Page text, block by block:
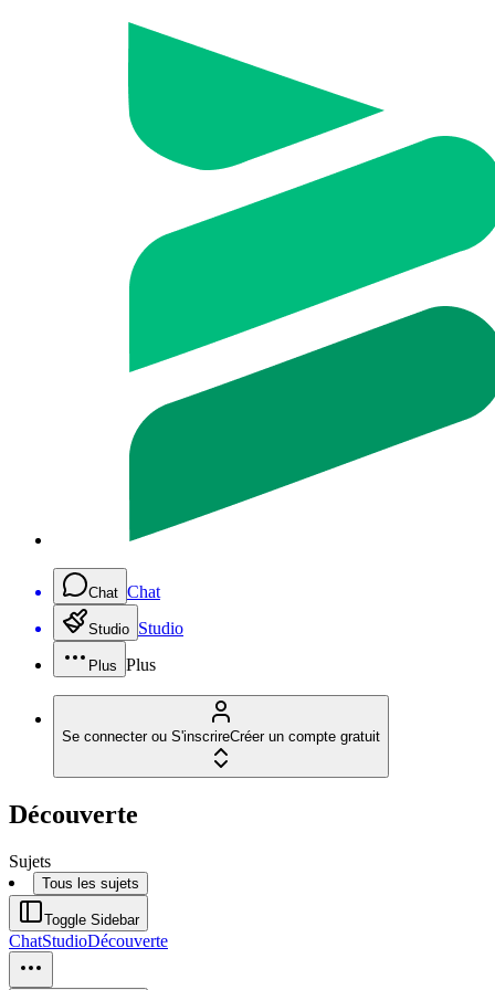
Chat Chat
Studio Studio
Plus Plus
Se connecter ou S'inscrireCréer un compte gratuit
Découverte
Sujets
Tous les sujets
Toggle Sidebar
ChatStudioDécouverte